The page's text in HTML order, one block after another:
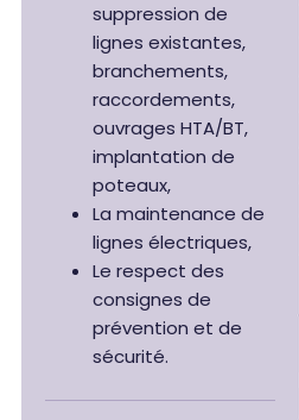
suppression de
lignes existantes,
branchements,
raccordements,
ouvrages HTA/BT,
implantation de
poteaux,
La maintenance de
lignes électriques,
Le respect des
consignes de
prévention et de
sécurité.